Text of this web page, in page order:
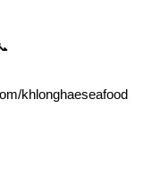
khlonghaeseafood